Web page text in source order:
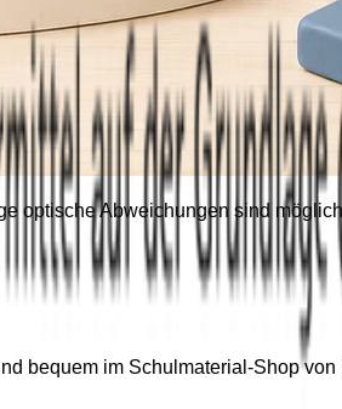
optische Abweichungen sind
bequem im Schulmaterial-Shop